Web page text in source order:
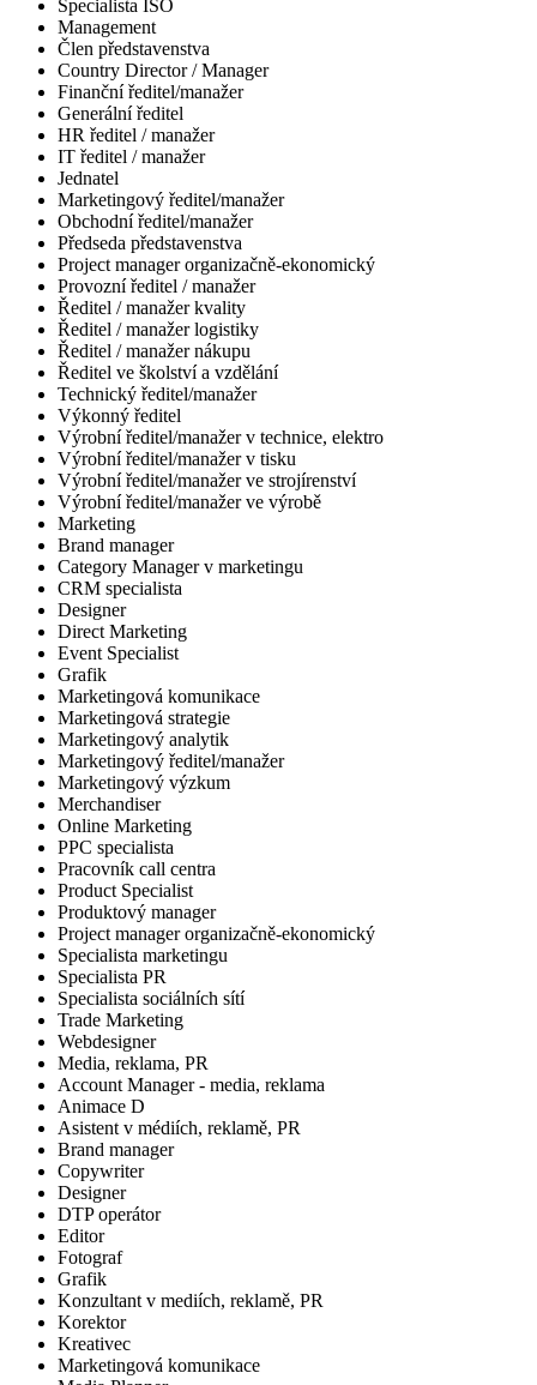
Specialista ISO
Management
Člen představenstva
Country Director / Manager
Finanční ředitel/manažer
Generální ředitel
HR ředitel / manažer
IT ředitel / manažer
Jednatel
Marketingový ředitel/manažer
Obchodní ředitel/manažer
Předseda představenstva
Project manager organizačně-ekonomický
Provozní ředitel / manažer
Ředitel / manažer kvality
Ředitel / manažer logistiky
Ředitel / manažer nákupu
Ředitel ve školství a vzdělání
Technický ředitel/manažer
Výkonný ředitel
Výrobní ředitel/manažer v technice, elektro
Výrobní ředitel/manažer v tisku
Výrobní ředitel/manažer ve strojírenství
Výrobní ředitel/manažer ve výrobě
Marketing
Brand manager
Category Manager v marketingu
CRM specialista
Designer
Direct Marketing
Event Specialist
Grafik
Marketingová komunikace
Marketingová strategie
Marketingový analytik
Marketingový ředitel/manažer
Marketingový výzkum
Merchandiser
Online Marketing
PPC specialista
Pracovník call centra
Product Specialist
Produktový manager
Project manager organizačně-ekonomický
Specialista marketingu
Specialista PR
Specialista sociálních sítí
Trade Marketing
Webdesigner
Media, reklama, PR
Account Manager - media, reklama
Animace D
Asistent v médiích, reklamě, PR
Brand manager
Copywriter
Designer
DTP operátor
Editor
Fotograf
Grafik
Konzultant v mediích, reklamě, PR
Korektor
Kreativec
Marketingová komunikace